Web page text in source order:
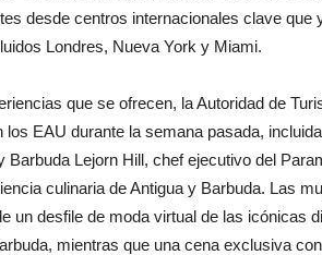
desde centros internacionales clave que
Londres, Nueva York y Miami.
que se ofrecen, la Autoridad de
EAU durante la semana pasada,
Barbuda Lejorn Hill, chef ejecutivo del
culinaria de Antigua y Barbuda. Las
un desfile de moda virtual de las icónicas
mientras que una cena exclusiva